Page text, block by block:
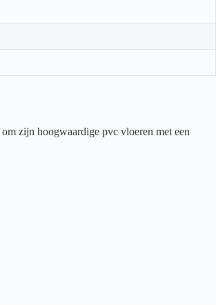
zijn hoogwaardige pvc vloeren met een